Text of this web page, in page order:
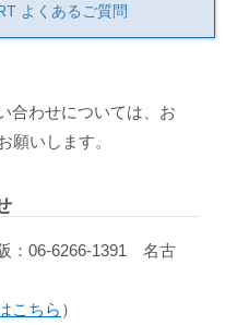
TSR企業情報・TSR REPORT よくあるご質問
合わせについては、お
願いします。
：06-6266-1391 名古
こちら ）